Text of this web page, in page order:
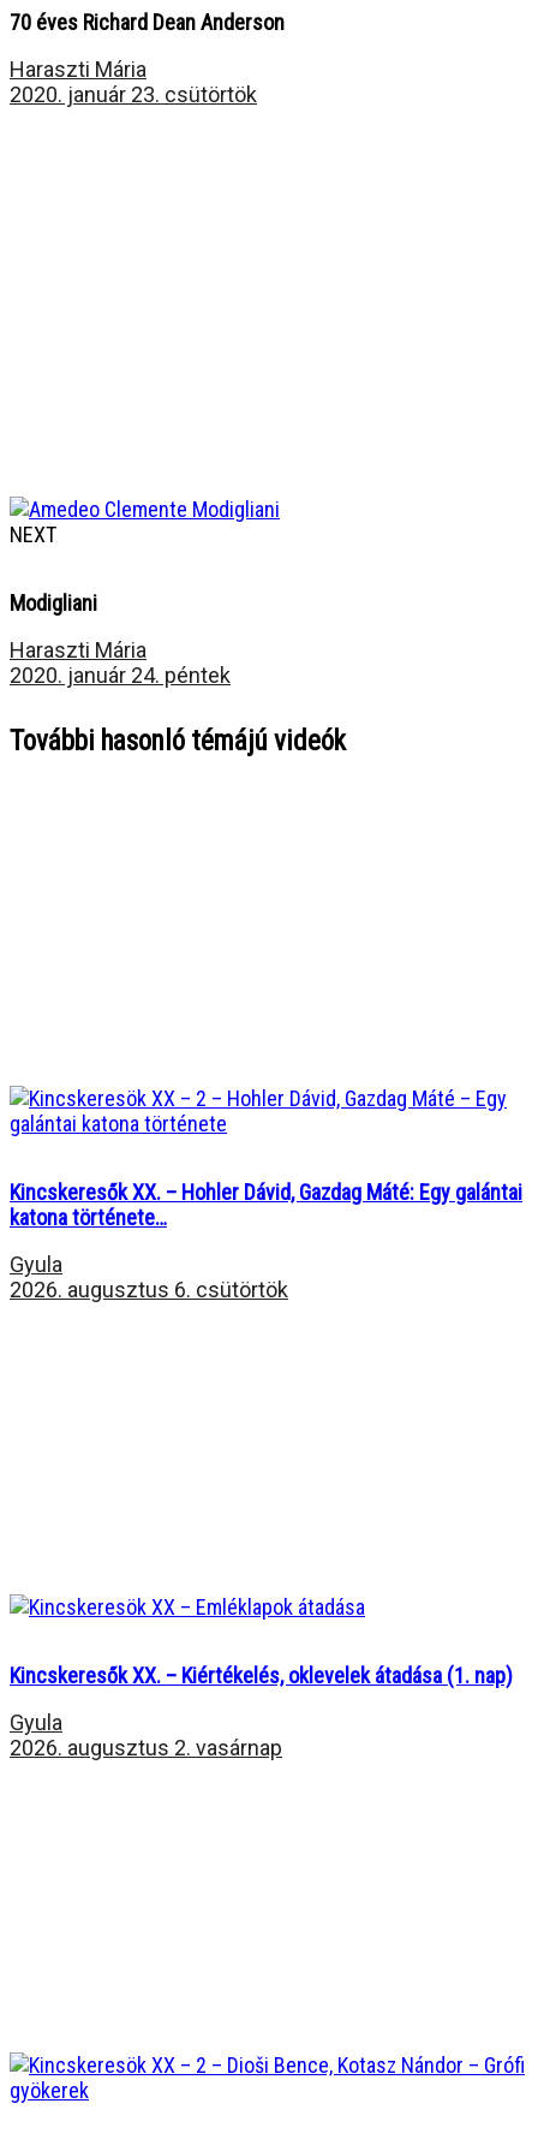
70 éves Richard Dean Anderson
Haraszti Mária
2020. január 23. csütörtök
NEXT
Modigliani
Haraszti Mária
2020. január 24. péntek
További hasonló témájú videók
Kincskeresők XX. – Hohler Dávid, Gazdag Máté: Egy galántai
katona története…
Gyula
2026. augusztus 6. csütörtök
Kincskeresők XX. – Kiértékelés, oklevelek átadása (1. nap)
Gyula
2026. augusztus 2. vasárnap